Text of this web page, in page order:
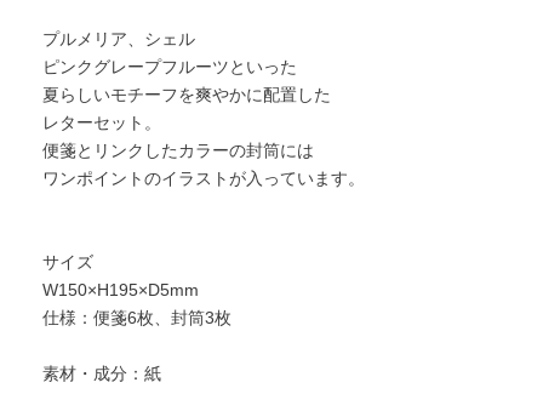
プルメリア、シェル
ピンクグレープフルーツといった
夏らしいモチーフを爽やかに配置した
レターセット。
便箋とリンクしたカラーの封筒には
ワンポイントのイラストが入っています。
サイズ
W150×H195×D5mm
仕様：便箋6枚、封筒3枚
素材・成分：紙